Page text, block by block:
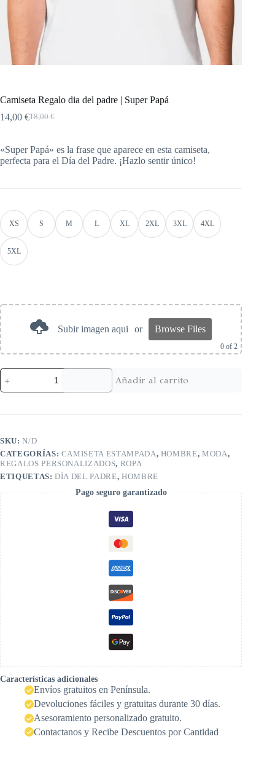
Camiseta Regalo dia del padre | Super Papá
18,00€
14,00 €
«Super Papá» es la frase que aparece en esta camiseta,
perfecta para el Día del Padre. ¡Hazlo sentir único!
XS S M L XL 2XL 3XL 4XL
5XL
Subir imagen aqui or Browse Files
0 of 2
Añadir al carrito
SKU:N/D
CATEGORÍAS: CAMISETA ESTAMPADA, HOMBRE,MODA,
REGALOS PERSONALIZADOS, ROPA
ETIQUETAS:DÍA DEL PADRE, HOMBRE
Pago seguro garantizado
Características adicionales
Envíos gratuitos en Península.
Devoluciones fáciles y gratuitas durante 30 días.
Asesoramiento personalizado gratuito.
Contactanos y Recibe Descuentos por Cantidad